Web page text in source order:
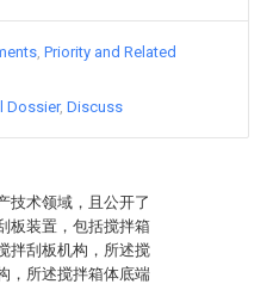
技术领域，且公开了
板装置，包括搅拌箱
拌刮板机构，所述搅
，所述搅拌箱体底端
Priority and Related
Dossier Discuss